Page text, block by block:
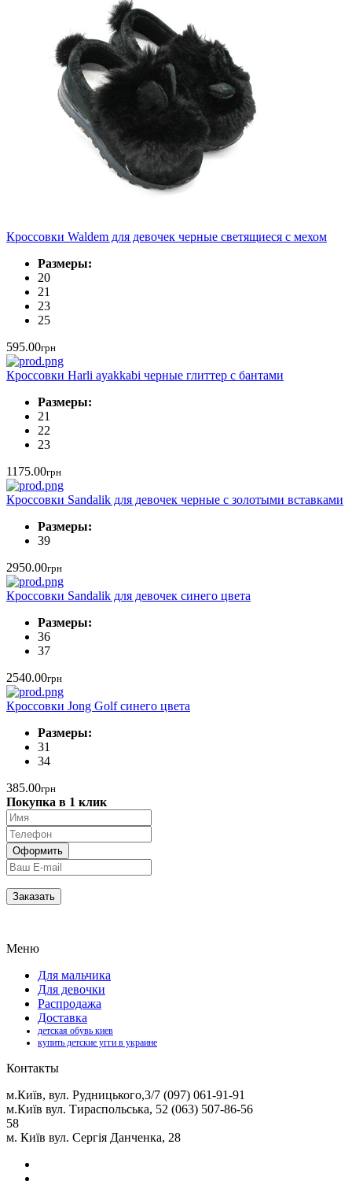
Кроссовки Waldem для девочек черные светящиеся с мехом
Размеры:
20
21
23
25
595.00грн
Кроссовки Harli ayakkabi черные глиттер с бантами
Размеры:
21
22
23
1175.00грн
Кроссовки Sandalik для девочек черные с золотыми вставками
Размеры:
39
2950.00грн
Кроссовки Sandalik для девочек синего цвета
Размеры:
36
37
2540.00грн
Кроссовки Jong Golf синего цвета
Размеры:
31
34
385.00грн
Покупка в 1 клик
Меню
Для мальчика
Для девочки
Распродажа
Доставка
детская обувь киев
купить детские угги в украине
Контакты
м.Київ, вул. Рудницького,3/7 (097) 061-91-91
м.Київ вул. Тираспольська, 52 (063) 507-86-56
58
м. Київ вул. Сергія Данченка, 28